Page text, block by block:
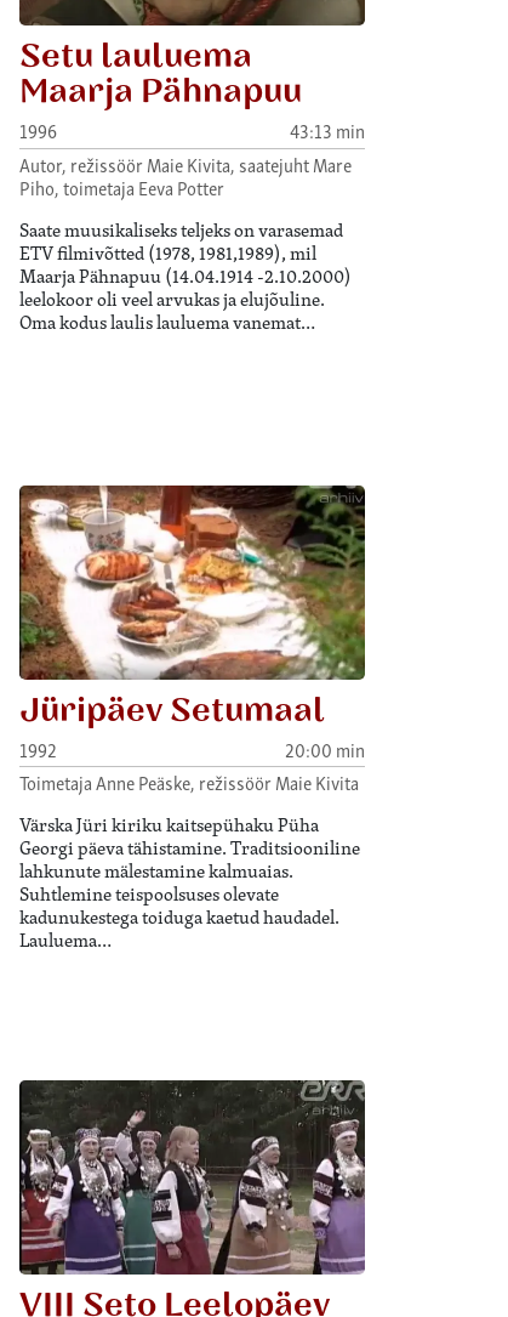
Setu lauluema
Maarja Pähnapuu
1996
43:13 min
Autor, režissöör Maie Kivita, saatejuht Mare
Piho, toimetaja Eeva Potter
Saate muusikaliseks teljeks on varasemad
ETV filmivõtted (1978, 1981,1989), mil
Maarja Pähnapuu (14.04.1914 -2.10.2000)
leelokoor oli veel arvukas ja elujõuline.
Oma kodus laulis lauluema vanemat…
Jüripäev Setumaal
1992
20:00 min
Toimetaja Anne Peäske, režissöör Maie Kivita
Värska Jüri kiriku kaitsepühaku Püha
Georgi päeva tähistamine. Traditsiooniline
lahkunute mälestamine kalmuaias.
Suhtlemine teispoolsuses olevate
kadunukestega toiduga kaetud haudadel.
Lauluema…
VIII Seto Leelopäev